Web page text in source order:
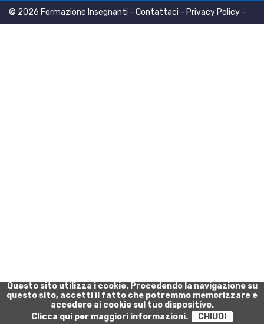
© 2026 Formazione Insegnanti - Contattaci - Privacy Policy -
Questo sito utilizza i cookie. Procedendo la navigazione su
questo sito, accetti il fatto che potremmo memorizzare e
accedere ai cookie sul tuo dispositivo.
Clicca qui per maggiori informazioni.
CHIUDI